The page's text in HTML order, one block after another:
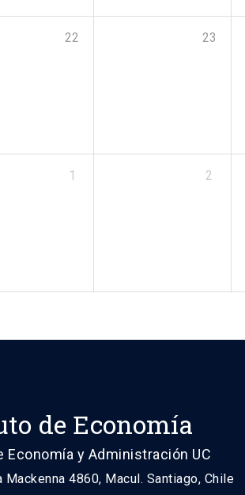
22 23
1 2
de Economía
Economía y Administración UC
Mackenna 4860, Macul. Santiago, Chile